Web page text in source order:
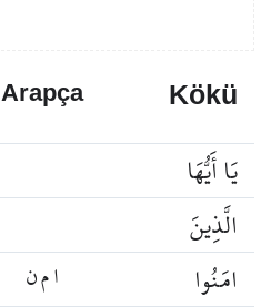
Arapça Kökü
يَا أَيُّهَا
الَّذِينَ
ا م ن امَنُوا